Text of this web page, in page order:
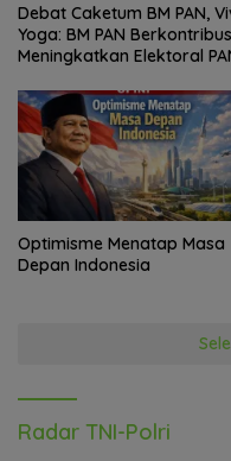
Debat Caketum BM PAN,
Yoga: BM PAN
Meningkatkan Elektoral
Optimisme Menatap Masa
Depan Indonesia
Radar TNI-Polri